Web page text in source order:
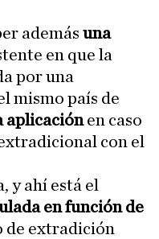
además una
en que la
por una
mismo país de
aplicaciónen caso
con el
y ahí está el
en función de
de extradición